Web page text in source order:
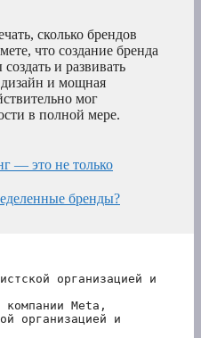
сколько брендов
что создание бренда
и развивать
и мощная
мог
в полной мере.
— это не только
бренды?
организацией и
компании Meta,
организацией и